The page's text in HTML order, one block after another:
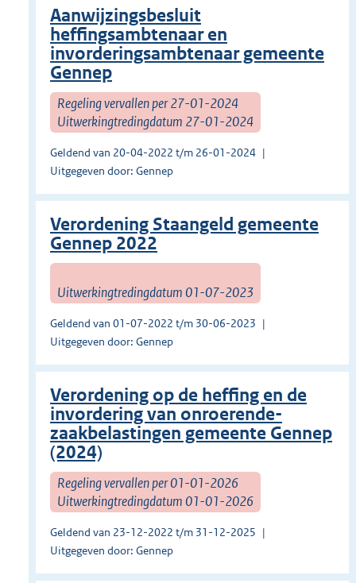
Aanwijzingsbesluit
heffingsambtenaar en
invorderingsambtenaar gemeente
Gennep
Regeling vervallen per 27-01-2024
Uitwerkingtredingdatum 27-01-2024
Geldend van 20-04-2022 t/m 26-01-2024
Uitgegeven door: Gennep
Verordening Staangeld gemeente
Gennep 2022
Uitwerkingtredingdatum 01-07-2023
Geldend van 01-07-2022 t/m 30-06-2023
Uitgegeven door: Gennep
Verordening op de heffing en de
invordering van onroerende-
zaakbelastingen gemeente Gennep
(2024)
Regeling vervallen per 01-01-2026
Uitwerkingtredingdatum 01-01-2026
Geldend van 23-12-2022 t/m 31-12-2025
Uitgegeven door: Gennep